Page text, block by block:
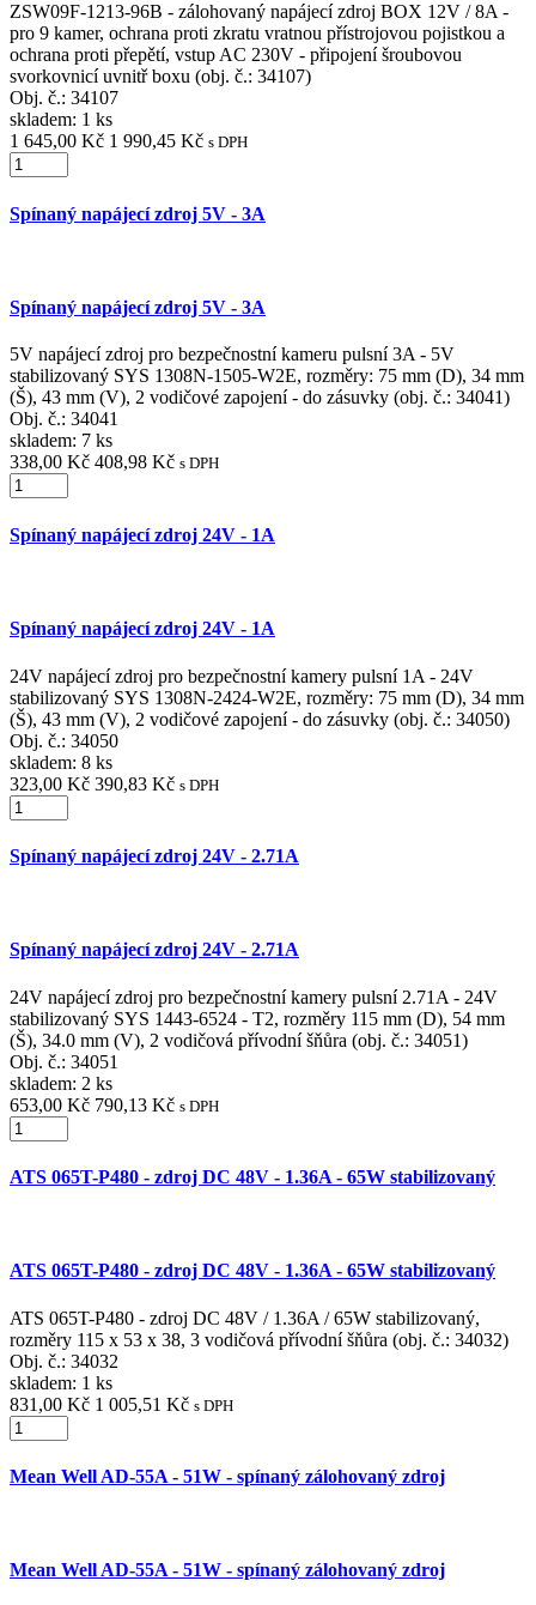
ZSW09F-1213-96B - zálohovaný napájecí zdroj BOX 12V / 8A -
pro 9 kamer, ochrana proti zkratu vratnou přístrojovou pojistkou a
ochrana proti přepětí, vstup AC 230V - připojení šroubovou
svorkovnicí uvnitř boxu (obj. č.: 34107)
Obj. č.: 34107
skladem: 1 ks
1 645,00 Kč 1 990,45 Kč s DPH
Spínaný napájecí zdroj 5V - 3A
Spínaný napájecí zdroj 5V - 3A
5V napájecí zdroj pro bezpečnostní kameru pulsní 3A - 5V
stabilizovaný SYS 1308N-1505-W2E, rozměry: 75 mm (D), 34 mm
(Š), 43 mm (V), 2 vodičové zapojení - do zásuvky (obj. č.: 34041)
Obj. č.: 34041
skladem: 7 ks
338,00 Kč 408,98 Kč s DPH
Spínaný napájecí zdroj 24V - 1A
Spínaný napájecí zdroj 24V - 1A
24V napájecí zdroj pro bezpečnostní kamery pulsní 1A - 24V
stabilizovaný SYS 1308N-2424-W2E, rozměry: 75 mm (D), 34 mm
(Š), 43 mm (V), 2 vodičové zapojení - do zásuvky (obj. č.: 34050)
Obj. č.: 34050
skladem: 8 ks
323,00 Kč 390,83 Kč s DPH
Spínaný napájecí zdroj 24V - 2.71A
Spínaný napájecí zdroj 24V - 2.71A
24V napájecí zdroj pro bezpečnostní kamery pulsní 2.71A - 24V
stabilizovaný SYS 1443-6524 - T2, rozměry 115 mm (D), 54 mm
(Š), 34.0 mm (V), 2 vodičová přívodní šňůra (obj. č.: 34051)
Obj. č.: 34051
skladem: 2 ks
653,00 Kč 790,13 Kč s DPH
ATS 065T-P480 - zdroj DC 48V - 1.36A - 65W stabilizovaný
ATS 065T-P480 - zdroj DC 48V - 1.36A - 65W stabilizovaný
ATS 065T-P480 - zdroj DC 48V / 1.36A / 65W stabilizovaný,
rozměry 115 x 53 x 38, 3 vodičová přívodní šňůra (obj. č.: 34032)
Obj. č.: 34032
skladem: 1 ks
831,00 Kč 1 005,51 Kč s DPH
Mean Well AD-55A - 51W - spínaný zálohovaný zdroj
Mean Well AD-55A - 51W - spínaný zálohovaný zdroj